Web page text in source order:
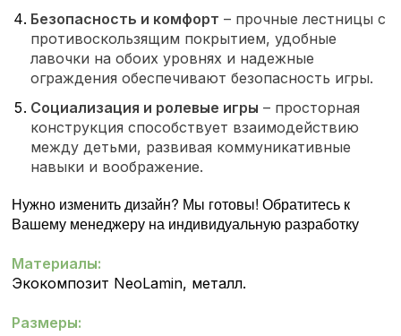
Безопасность и комфорт – прочные лестницы с
противоскользящим покрытием, удобные
лавочки на обоих уровнях и надежные
ограждения обеспечивают безопасность игры.
Социализация и ролевые игры – просторная
конструкция способствует взаимодействию
между детьми, развивая коммуникативные
навыки и воображение.
Нужно изменить дизайн? Мы готовы! Обратитесь к
Вашему менеджеру на индивидуальную разработку
Материалы:
Экокомпозит NeoLamin, металл.
Размеры: